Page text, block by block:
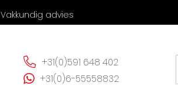
Vakkundig advies
+31(0)591 648 402
+31(0)6-55558832